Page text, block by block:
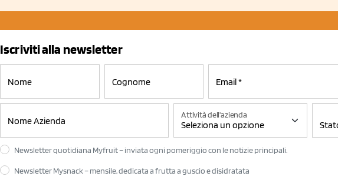
Iscriviti alla newsletter
Attività dell'azienda
Newsletter quotidiana Myfruit – inviata ogni pomeriggio con le notizie principali.
Newsletter Mysnack – mensile, dedicata a frutta a guscio e disidratata